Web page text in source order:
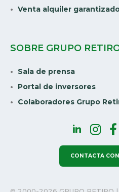
Venta alquiler
SOBRE GRUPO
Sala de prensa
Portal de inversores
Colaboradores Grupo
CONTACTA